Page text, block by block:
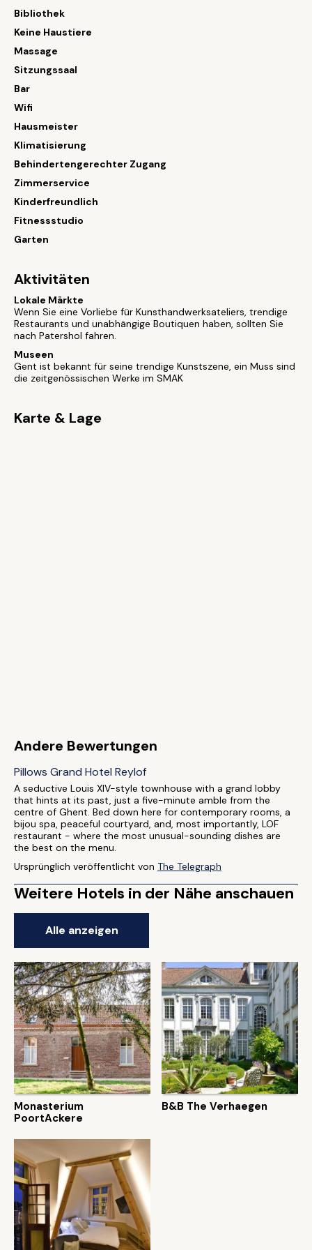
Bibliothek
Keine Haustiere
Massage
Sitzungssaal
Bar
Wifi
Hausmeister
Klimatisierung
Behindertengerechter Zugang
Zimmerservice
Kinderfreundlich
Fitnessstudio
Garten
Aktivitäten
Lokale Märkte
Wenn Sie eine Vorliebe für Kunsthandwerksateliers, trendige
Restaurants und unabhängige Boutiquen haben, sollten Sie
nach Patershol fahren.
Museen
Gent ist bekannt für seine trendige Kunstszene, ein Muss sind
die zeitgenössischen Werke im SMAK
Karte & Lage
Andere Bewertungen
Pillows Grand Hotel Reylof
A seductive Louis XIV-style townhouse with a grand lobby
that hints at its past, just a five-minute amble from the
centre of Ghent. Bed down here for contemporary rooms, a
bijou spa, peaceful courtyard, and, most importantly, LOF
restaurant - where the most unusual-sounding dishes are
the best on the menu.
Ursprünglich veröffentlicht von The Telegraph
Weitere Hotels in der Nähe anschauen
Alle anzeigen
Monasterium
PoortAckere
B&B The Verhaegen